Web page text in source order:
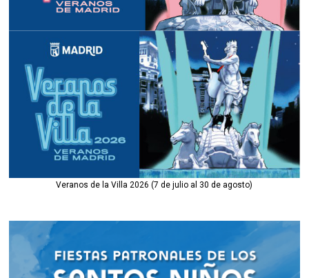
Veranos de la Villa 2026 (7 de julio al 30 de agosto)